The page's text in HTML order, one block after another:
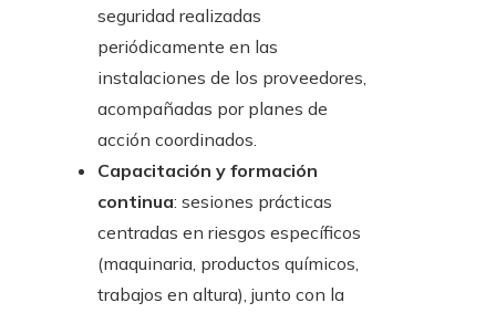
seguridad realizadas
periódicamente en las
instalaciones de los proveedores,
acompañadas por planes de
acción coordinados.
Capacitación y formación
continua: sesiones prácticas
centradas en riesgos específicos
(maquinaria, productos químicos,
trabajos en altura), junto con la